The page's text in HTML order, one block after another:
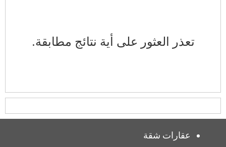
تعذر العثور على أية نتائج مطابقة.
عقارات شقة